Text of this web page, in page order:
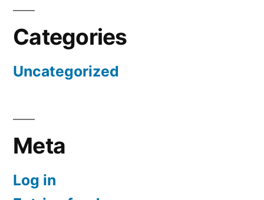
Categories
Uncategorized
Meta
Log in